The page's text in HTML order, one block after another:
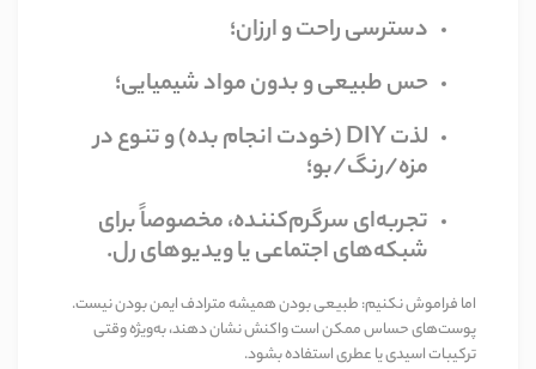
دسترسی راحت و ارزان؛
حس طبیعی و بدون مواد شیمیایی؛
لذت
(خودت انجام بده) و تنوع در
مزه/رنگ/بو؛
تجربه‌ای سرگرم‌کننده، مخصوصاً برای
شبکه‌های اجتماعی یا ویدیوهای رل.
اما فراموش نکنیم: طبیعی بودن همیشه مترادف ایمن بودن نیست.
پوست‌های حساس ممکن است واکنش نشان دهند، به‌ویژه وقتی
ترکیبات اسیدی یا عطری استفاده بشود.